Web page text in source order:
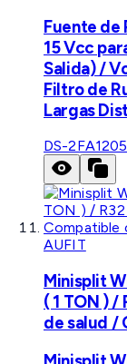
Fuente de
15 Vcc
Salida) /
Filtro de
Largas
DS-
AUFIT
Minisplit
( 1 TON )
de salud /